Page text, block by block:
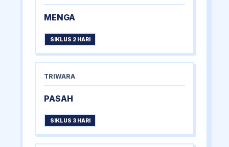
MENGA
SIKLUS 2 HARI
TRIWARA
PASAH
SIKLUS 3 HARI